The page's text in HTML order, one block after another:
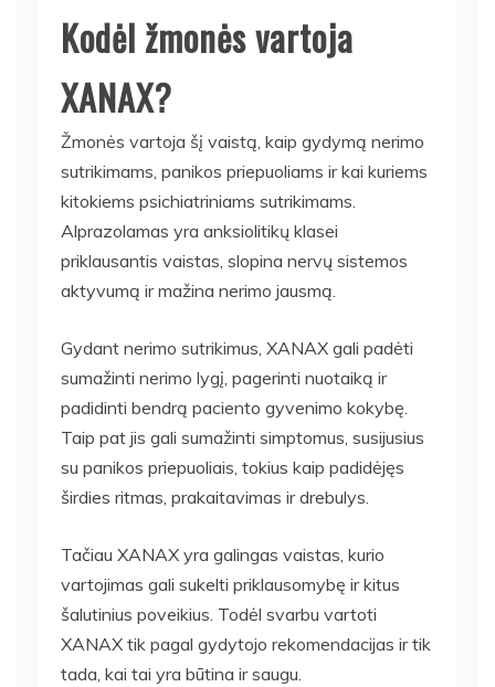
Kodėl žmonės vartoja
XANAX?
Žmonės vartoja šį vaistą, kaip gydymą nerimo
sutrikimams, panikos priepuoliams ir kai kuriems
kitokiems psichiatriniams sutrikimams.
Alprazolamas yra anksiolitikų klasei
priklausantis vaistas, slopina nervų sistemos
aktyvumą ir mažina nerimo jausmą.
Gydant nerimo sutrikimus, XANAX gali padėti
sumažinti nerimo lygį, pagerinti nuotaiką ir
padidinti bendrą paciento gyvenimo kokybę.
Taip pat jis gali sumažinti simptomus, susijusius
su panikos priepuoliais, tokius kaip padidėjęs
širdies ritmas, prakaitavimas ir drebulys.
Tačiau XANAX yra galingas vaistas, kurio
vartojimas gali sukelti priklausomybę ir kitus
šalutinius poveikius. Todėl svarbu vartoti
XANAX tik pagal gydytojo rekomendacijas ir tik
tada, kai tai yra būtina ir saugu.